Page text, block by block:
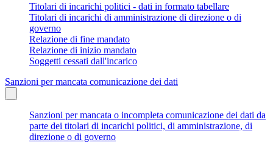
Titolari di incarichi politici - dati in formato tabellare
Titolari di incarichi di amministrazione di direzione o di
governo
Relazione di fine mandato
Relazione di inizio mandato
Soggetti cessati dall'incarico
Sanzioni per mancata comunicazione dei dati
Sanzioni per mancata o incompleta comunicazione dei dati da
parte dei titolari di incarichi politici, di amministrazione, di
direzione o di governo